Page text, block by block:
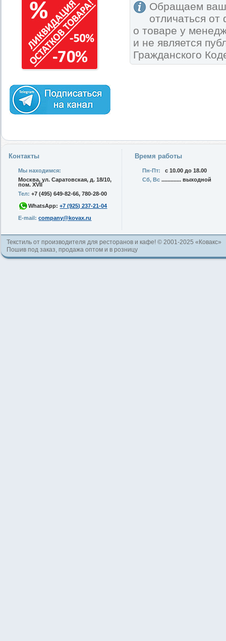
Обращаем
отличаться
о товаре у
и не является
Гражданского
Контакты
Мы находимся:
Москва, ул. Саратовская, д. 18/10,
пом. XVII
Тел:+7 (495) 649-82-66, 780-28-00
WhatsApp:+7 (925) 237-21-04
E-mail: company@kovax.ru
Время работы
Пн-Пт:
с 10.00 до 18.00
Сб, Вс............. выходной
Текстиль от производителя для ресторанов и кафе! © 2001-2025 «Ковакс»
Пошив под заказ, продажа оптом и в розницу